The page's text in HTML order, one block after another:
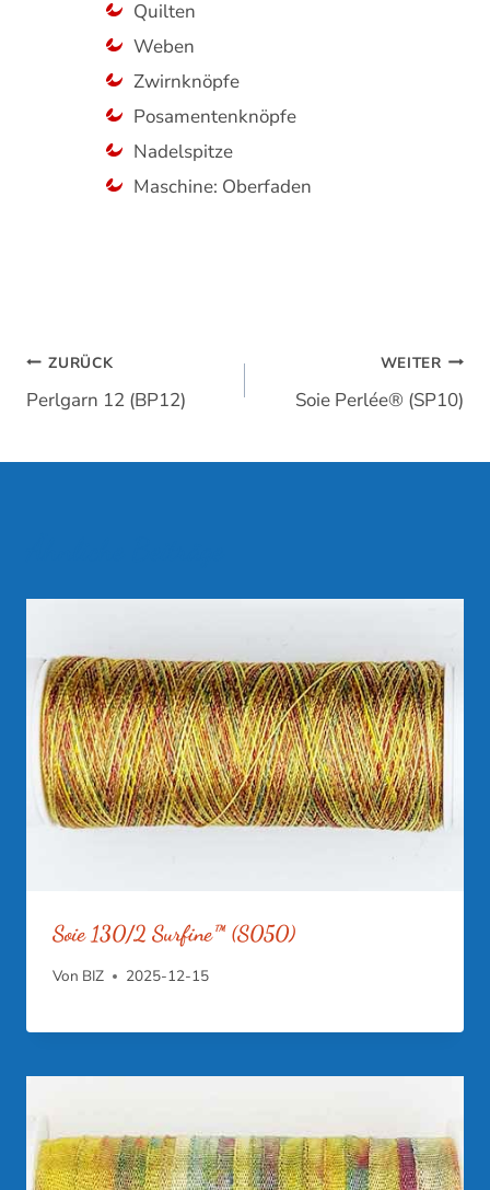
Quilten
Weben
Zwirnknöpfe
Posamentenknöpfe
Nadelspitze
Maschine: Oberfaden
Beitragsnavigation
ZURÜCK
Perlgarn 12 (BP12)
WEITER
Soie Perlée® (SP10)
Soie 130/2 Surfine™ (S050)
Von BIZ 2025-12-15